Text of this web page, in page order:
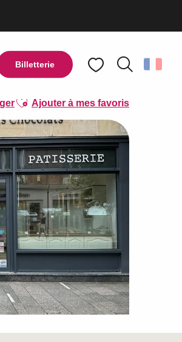
Billetterie
Ajouter aux favoris
Ajouter à mes favoris